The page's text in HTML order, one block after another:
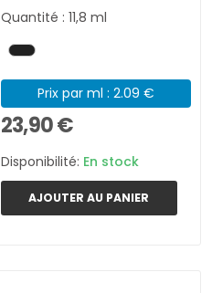
Quantité : 11,8 ml
Prix par ml : 2.09 €
23,90 €
Disponibilité: En stock
AJOUTER AU PANIER